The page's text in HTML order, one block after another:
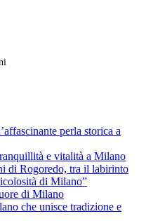
perla storica a
e vitalità a Milano
di Rogoredo, tra il labirinto
di Milano”
di Milano
che unisce tradizione e